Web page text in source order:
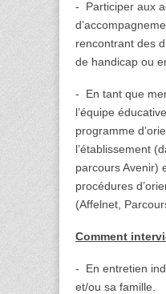
- Participer aux
rencontrant des
de handicap ou
- En tant que
l’équipe
programme
l’établissement
parcours Avenir)
procédures
(Affelnet,
Comment
- En entretien
et/ou sa famille.